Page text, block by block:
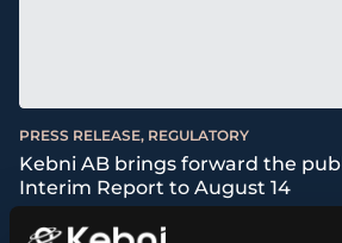
PRESS RELEASE, REGULATORY
Kebni AB brings forward the
Interim Report to August 14